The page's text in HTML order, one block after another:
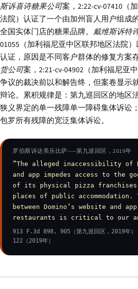
斯诉喜诗糖果公司案，2:22-cv-07410（
法院）认证了一个由加州盲人用户组成
全国实体门店的糖果品牌。 戴维斯诉特
01055（加利福尼亚中区联邦地区法院
认证，原因是不同客户群体的修复方案存
货公司案，2:21-cv-04902（加利福尼亚
争议的裁决前以和解告终，但案卷显示
辩论。累积规律是：第九巡回区的地区
狭义界定的单一残障单一障碍集体诉讼
包罗所有残障的宽泛集体诉讼。
罗伯斯诉达美乐比萨——第九巡回区，2019年
”The alleged inaccessibility of
and app impedes access to the
of its physical pizza franchises
places of public accommodation.
between Domino’s website and
restaurants is critical to our
913 F.3d 898, 905（第九巡回区，2019年
122（2019年）